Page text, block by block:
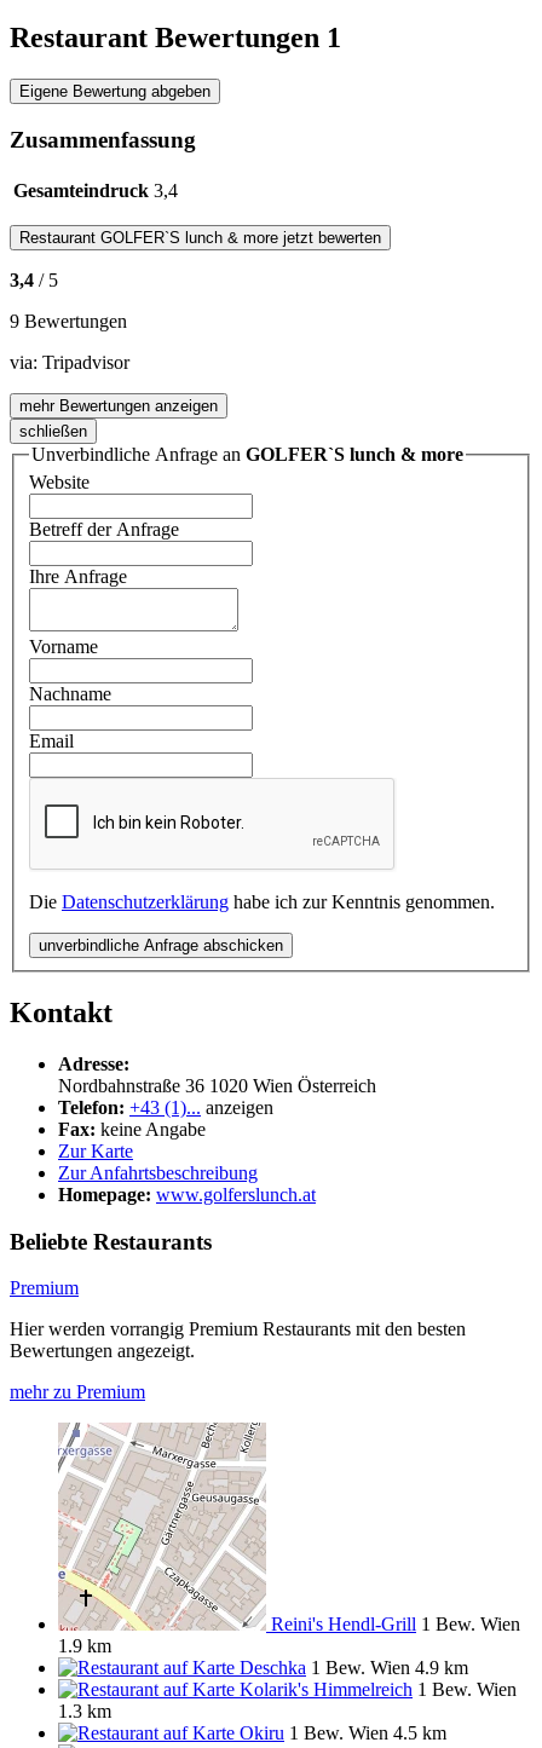
Restaurant Bewertungen 1
Eigene Bewertung abgeben
Zusammenfassung
Gesamteindruck 3,4
Restaurant GOLFER`S lunch & more jetzt bewerten
3,4 / 5
9 Bewertungen
via: Tripadvisor
mehr Bewertungen anzeigen
schließen
Unverbindliche Anfrage an GOLFER`S lunch & more
Website
Betreff der Anfrage
Ihre Anfrage
Vorname
Nachname
Email
Die Datenschutzerklärung habe ich zur Kenntnis genommen.
unverbindliche Anfrage abschicken
Kontakt
Adresse:
Nordbahnstraße 36 1020 Wien Österreich
Telefon: +43 (1)... anzeigen
Fax: keine Angabe
Zur Karte
Zur Anfahrtsbeschreibung
Homepage: www.golferslunch.at
Beliebte Restaurants
Premium
Hier werden vorrangig Premium Restaurants mit den besten
Bewertungen angezeigt.
mehr zu Premium
Reini's Hendl-Grill 1 Bew. Wien
1.9 km
Deschka 1 Bew. Wien 4.9 km
Kolarik's Himmelreich 1 Bew. Wien
1.3 km
Okiru 1 Bew. Wien 4.5 km